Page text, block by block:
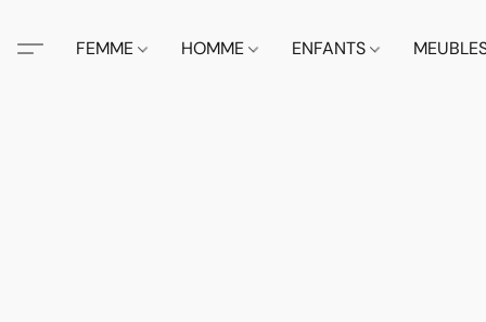
FEMME HOMME ENFANTS